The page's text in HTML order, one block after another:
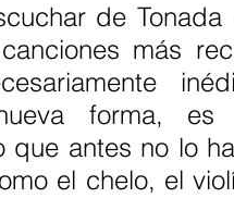
de
más
forma,
que antes no lo
el chelo, el